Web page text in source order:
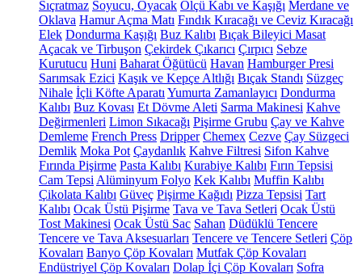
Sıçratmaz Soyucu, Oyacak Ölçü Kabı ve Kaşığı Merdane ve
Oklava Hamur Açma Matı Fındık Kıracağı ve Ceviz Kıracağı
Elek Dondurma Kaşığı Buz Kalıbı Bıçak Bileyici Masat
Açacak ve Tirbuşon Çekirdek Çıkarıcı Çırpıcı Sebze
Kurutucu Huni Baharat Öğütücü Havan Hamburger Presi
Sarımsak Ezici Kaşık ve Kepçe Altlığı Bıçak Standı Süzgeç
Nihale İçli Köfte Aparatı Yumurta Zamanlayıcı Dondurma
Kalıbı Buz Kovası Et Dövme Aleti Sarma Makinesi Kahve
Değirmenleri Limon Sıkacağı Pişirme Grubu Çay ve Kahve
Demleme French Press Dripper Chemex Cezve Çay Süzgeci
Demlik Moka Pot Çaydanlık Kahve Filtresi Sifon Kahve
Fırında Pişirme Pasta Kalıbı Kurabiye Kalıbı Fırın Tepsisi
Cam Tepsi Alüminyum Folyo Kek Kalıbı Muffin Kalıbı
Çikolata Kalıbı Güveç Pişirme Kağıdı Pizza Tepsisi Tart
Kalıbı Ocak Üstü Pişirme Tava ve Tava Setleri Ocak Üstü
Tost Makinesi Ocak Üstü Sac Sahan Düdüklü Tencere
Tencere ve Tava Aksesuarları Tencere ve Tencere Setleri Çöp
Kovaları Banyo Çöp Kovaları Mutfak Çöp Kovaları
Endüstriyel Çöp Kovaları Dolap İçi Çöp Kovaları Sofra